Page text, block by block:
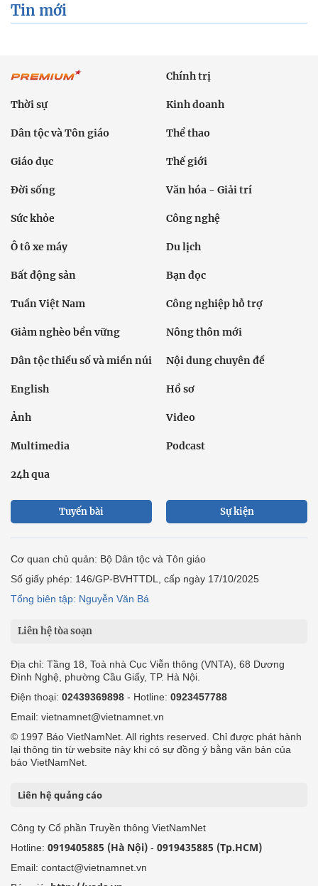
Tin mới
Chính trị
Thời sự Kinh doanh
Dân tộc và Tôn giáo Thể thao
Giáo dục Thế giới
Đời sống Văn hóa - Giải trí
Sức khỏe Công nghệ
Ô tô xe máy Du lịch
Bất động sản Bạn đọc
Tuần Việt Nam Công nghiệp hỗ trợ
Giảm nghèo bền vững Nông thôn mới
Dân tộc thiểu số và miền núi Nội dung chuyên đề
English Hồ sơ
Ảnh Video
Multimedia Podcast
24h qua
Tuyến bài Sự kiện
Cơ quan chủ quản: Bộ Dân tộc và Tôn giáo
Số giấy phép: 146/GP-BVHTTDL, cấp ngày 17/10/2025
Tổng biên tập: Nguyễn Văn Bá
Liên hệ tòa soạn
Địa chỉ: Tầng 18, Toà nhà Cục Viễn thông (VNTA), 68 Dương
Đình Nghệ, phường Cầu Giấy, TP. Hà Nội.
Điện thoại: 02439369898 - Hotline: 0923457788
Email: vietnamnet@vietnamnet.vn
© 1997 Báo VietNamNet. All rights reserved. Chỉ được phát hành
lại thông tin từ website này khi có sự đồng ý bằng văn bản của
báo VietNamNet.
Liên hệ quảng cáo
Công ty Cổ phần Truyền thông VietNamNet
Hotline: 0919405885 (Hà Nội) - 0919435885 (Tp.HCM)
Email: contact@vietnamnet.vn